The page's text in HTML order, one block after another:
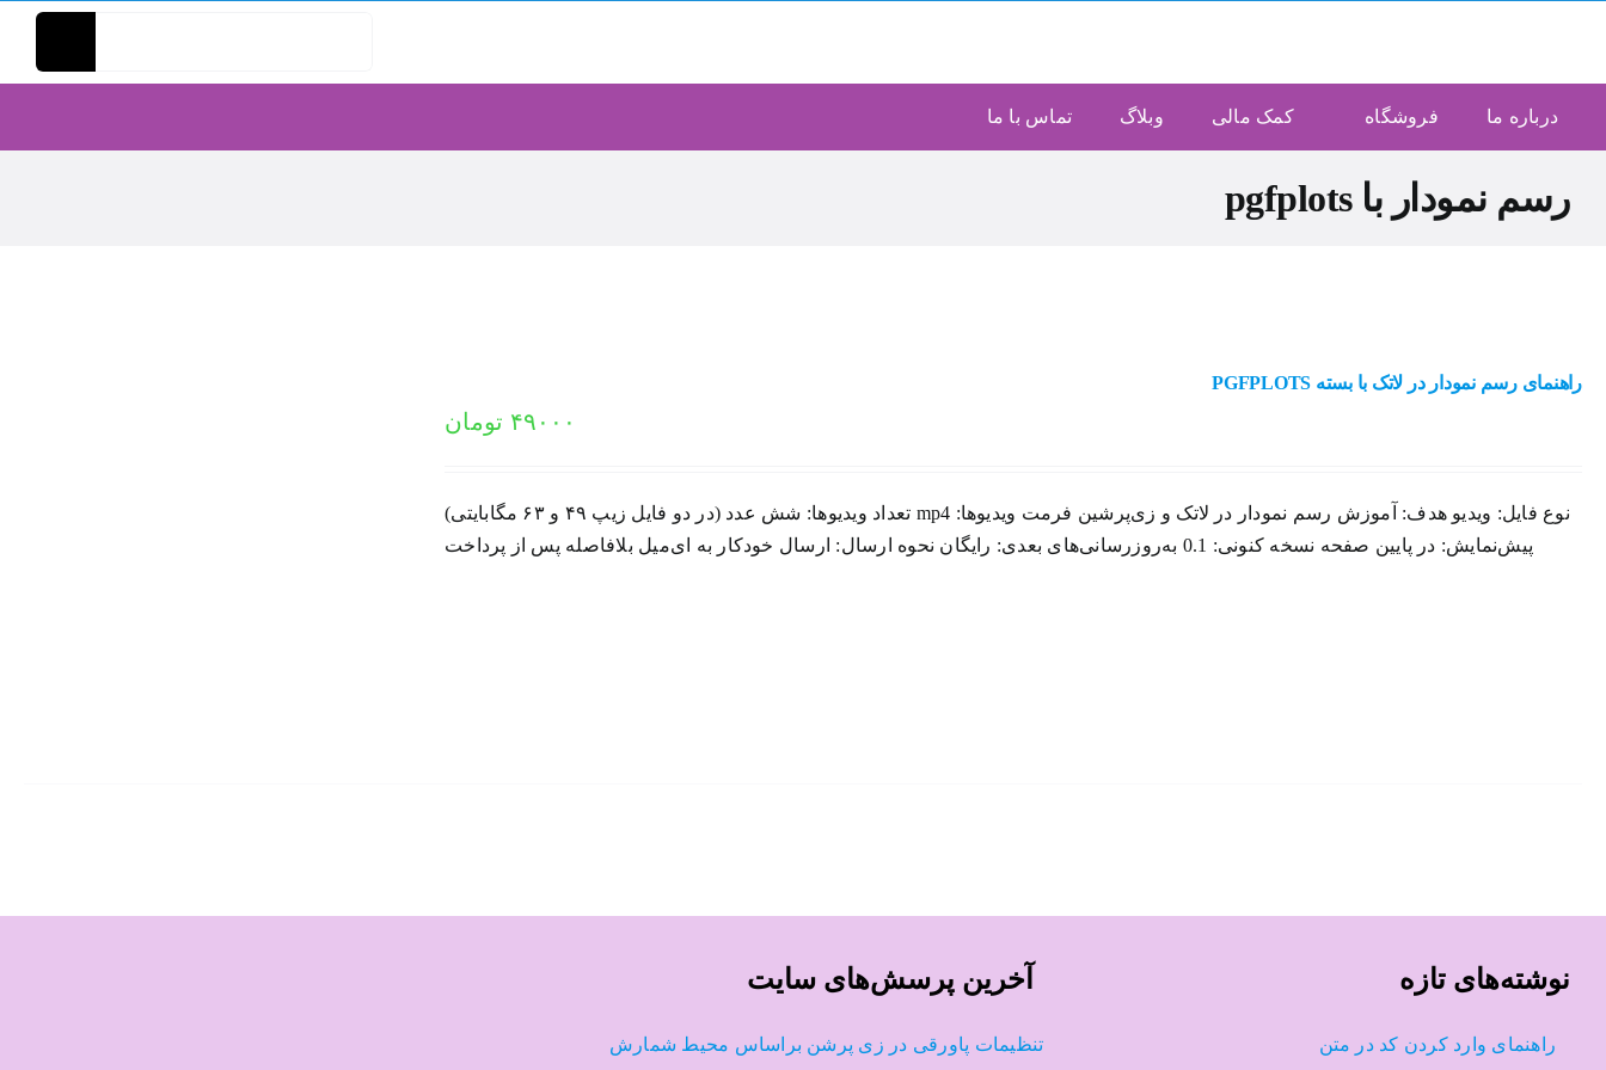
content
درباره ما فروشگاه کمک مالی وبلاگ تماس با ما
رسم نمودار با pgfplots
راهنمای رسم نمودار در لاتک با بسته PGFPLOTS
۴۹۰۰۰ تومان
نوع فایل: ویدیو هدف: آموزش رسم نمودار در لاتک و زی‌پرشین فرمت ویدیوها: mp4 تعداد ویدیوها: شش عدد (در دو فایل زیپ ۴۹ و ۶۳ مگابایتی)
پیش‌نمایش: در پایین صفحه نسخه کنونی: 0.1 به‌روز‌رسانی‌های بعدی: رایگان نحوه ارسال: ارسال خودکار به ای‌میل بلافاصله پس از پرداخت
نوشته‌های تازه
راهنمای وارد کردن کد در متن
آخرین پرسش‌های سایت
تنظیمات پاورقی در زی پرشن براساس محیط شمارش